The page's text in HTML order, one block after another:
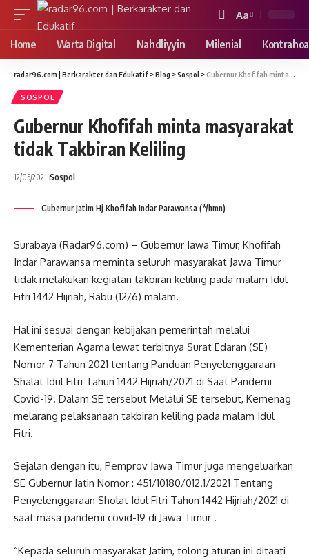
Font
Resizer
Aa
Home Warta Digital Nahdliyyin Milenial
radar96.com | Berkarakter dan Edukatif >Blog >Sospol >Gubernur Khofifah minta masyarakat tidak Takbiran Keliling
SOSPOL
Gubernur Khofifah minta masyarakat
tidak Takbiran Keliling
12/05/2021 Sospol
Gubernur Jatim Hj Khofifah Indar Parawansa (*/hmn)
Surabaya (Radar96.com) – Gubernur Jawa Timur, Khofifah
Indar Parawansa meminta seluruh masyarakat Jawa Timur
tidak melakukan kegiatan takbiran keliling pada malam Idul
Fitri 1442 Hijriah, Rabu (12/6) malam.
Hal ini sesuai dengan kebijakan pemerintah melalui
Kementerian Agama lewat terbitnya Surat Edaran (SE)
Nomor 7 Tahun 2021 tentang Panduan Penyelenggaraan
Shalat Idul Fitri Tahun 1442 Hijriah/2021 di Saat Pandemi
Covid-19. Dalam SE tersebut Melalui SE tersebut, Kemenag
melarang pelaksanaan takbiran keliling pada malam Idul
Fitri.
Sejalan dengan itu, Pemprov Jawa Timur juga mengeluarkan
SE Gubernur Jatin Nomor : 451/10180/012.1/2021 Tentang
Penyelenggaraan Sholat Idul Fitri Tahun 1442 Hijriah/2021 di
saat masa pandemi covid-19 di Jawa Timur .
“Kepada seluruh masyarakat Jatim, tolong aturan ini ditaati